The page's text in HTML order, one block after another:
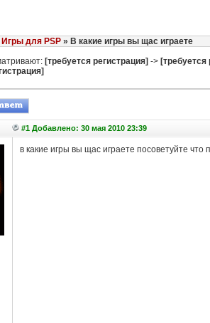
Игры для PSP» В какие игры вы щас играете
[требуется регистрация] -> [требуется
#1 Добавлено: 30 мая 2010 23:39
в какие игры вы щас играете посоветуйте